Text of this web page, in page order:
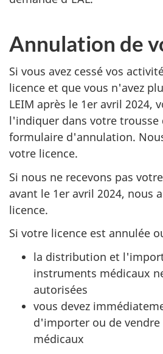
Annulation de
Si vous avez cessé vos
licence et que vous n'avez
LEIM après le 1er avril 2024,
l'indiquer dans votre trousse
formulaire d'annulation.
votre licence.
Si nous ne recevons pas
avant le 1er avril 2024, nous
licence.
Si votre licence est annulée
la distribution et
instruments médicaux
autorisées
vous devez
d'importer ou de
médicaux